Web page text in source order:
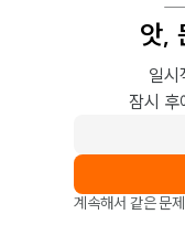
앗,
일시
잠시 후
계속해서 같은 문